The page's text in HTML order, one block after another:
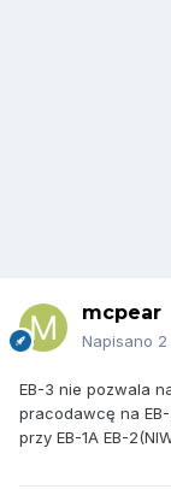
mcpear
Napisano
EB-3 nie pozwala
pracodawcę na
przy EB-1A EB-